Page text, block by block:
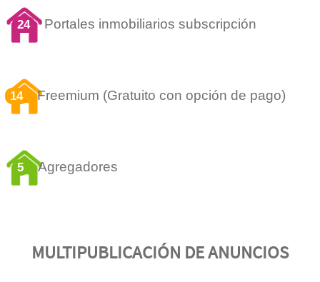
24 Portales inmobiliarios subscripción
14 Freemium (Gratuito con opción de pago)
5 Agregadores
MULTIPUBLICACIÓN DE ANUNCIOS